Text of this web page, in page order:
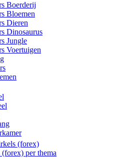
Boerderij
Bloemen
Dieren
Dinosaurus
Jungle
Voertuigen
(forex)
per thema